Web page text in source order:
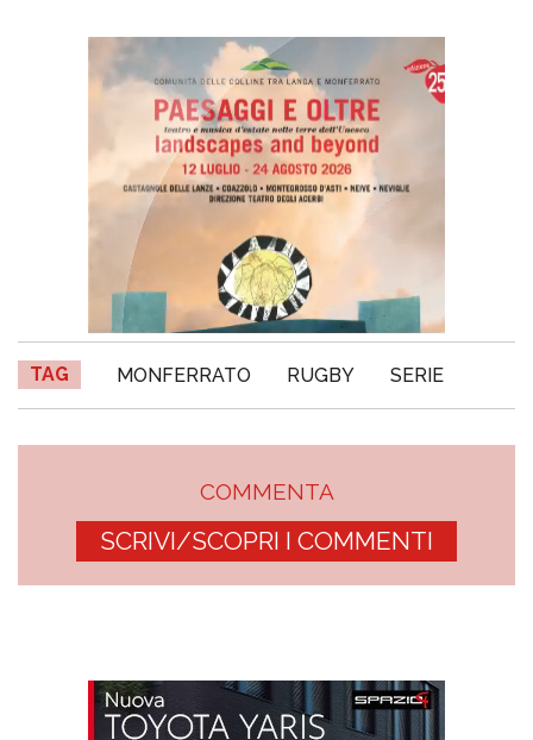
TAG MONFERRATO RUGBY SERIE
COMMENTA
SCRIVI/SCOPRI I COMMENTI